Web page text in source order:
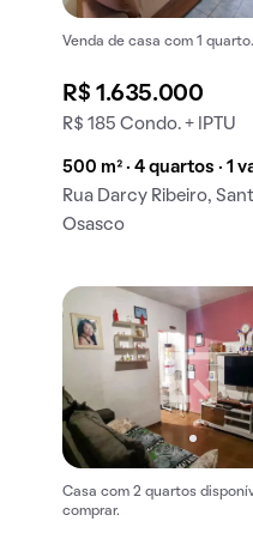
Venda de casa com 1 quarto.
R$ 1.635.000
R$ 185 Condo. + IPTU
500 m² · 4 quartos · 1
Rua Darcy Ribeiro,
Osasco
Casa com 2 quartos
comprar.